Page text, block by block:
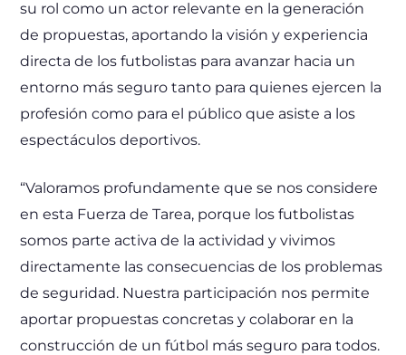
su rol como un actor relevante en la generación
de propuestas, aportando la visión y experiencia
directa de los futbolistas para avanzar hacia un
entorno más seguro tanto para quienes ejercen la
profesión como para el público que asiste a los
espectáculos deportivos.
“Valoramos profundamente que se nos considere
en esta Fuerza de Tarea, porque los futbolistas
somos parte activa de la actividad y vivimos
directamente las consecuencias de los problemas
de seguridad. Nuestra participación nos permite
aportar propuestas concretas y colaborar en la
construcción de un fútbol más seguro para todos.